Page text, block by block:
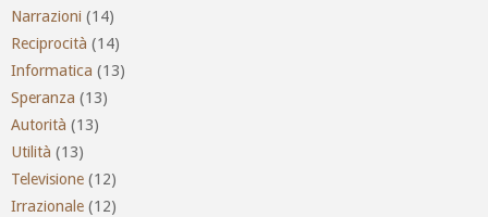
Narrazioni (14)
Reciprocità (14)
Informatica (13)
Speranza (13)
Autorità (13)
Utilità (13)
Televisione (12)
Irrazionale (12)